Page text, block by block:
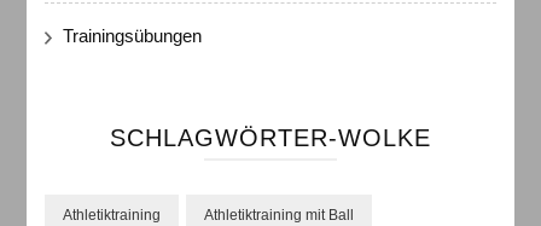
Trainingsübungen
SCHLAGWÖRTER-WOLKE
Athletiktraining Athletiktraining mit Ball